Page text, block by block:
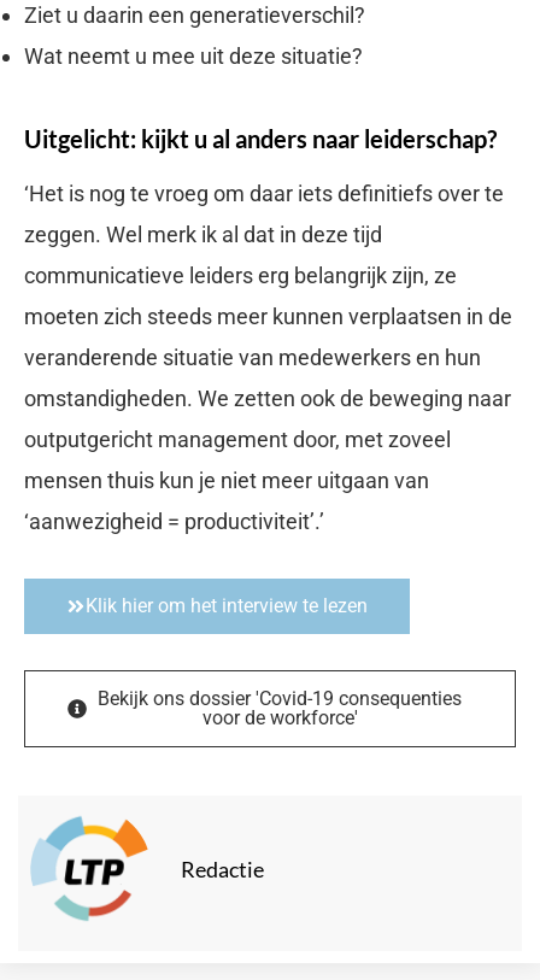
Ziet u daarin een generatieverschil?
Wat neemt u mee uit deze situatie?
Uitgelicht: kijkt u al anders naar leiderschap?
‘Het is nog te vroeg om daar iets definitiefs over te
zeggen. Wel merk ik al dat in deze tijd
communicatieve leiders erg belangrijk zijn, ze
moeten zich steeds meer kunnen verplaatsen in de
veranderende situatie van medewerkers en hun
omstandigheden. We zetten ook de beweging naar
outputgericht management door, met zoveel
mensen thuis kun je niet meer uitgaan van
‘aanwezigheid = productiviteit’.’
Klik hier om het interview te lezen
Bekijk ons dossier 'Covid-19 consequenties​
voor de workforce'
Redactie